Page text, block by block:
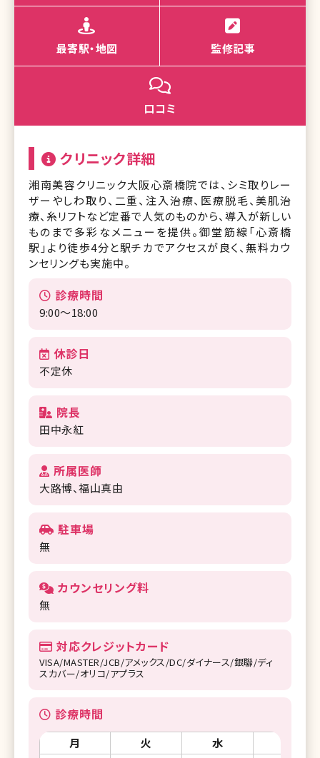
最寄駅・地図 監修記事
口コミ
クリニック詳細
湘南美容クリニック大阪心斎橋院では、シミ取りレー
ザーやしわ取り、二重、注入治療、医療脱毛、美肌治
療、糸リフトなど定番で人気のものから、導入が新しい
ものまで多彩なメニューを提供。御堂筋線「心斎橋
駅」より徒歩4分と駅チカでアクセスが良く、無料カウ
ンセリングも実施中。
診療時間
9:00～18:00
休診日
不定休
院長
田中永紅
所属医師
大路博 福山真由
駐車場
無
カウンセリング料
無
対応クレジットカード
VISA/MASTER/JCB/アメックス/DC/ダイナース/銀聯/ディ
スカバー/オリコ/アプラス
診療時間
月 火 水